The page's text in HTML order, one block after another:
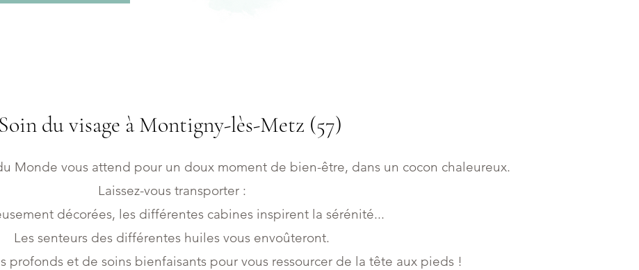
Soin du visage à Montigny-lès-Metz (57)
Monde vous attend pour un doux moment de bien-être, dans un cocon chaleureux.
Laissez-vous transporter :
décorées, les différentes cabines inspirent la sérénité...
Les senteurs des différentes huiles vous envoûteront.
profonds et de soins bienfaisants pour vous ressourcer de la tête aux pieds !